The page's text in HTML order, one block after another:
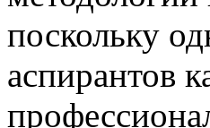
поскольку
аспирантов